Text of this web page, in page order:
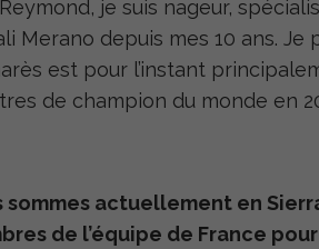
je suis nageur,
Merano depuis mes 10 ans.
est pour l’instant
de champion du monde en
sommes actuellement en
de l’équipe de France